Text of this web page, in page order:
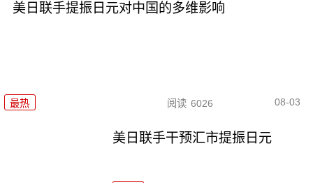
美日联手提振日元对中国的多维影响
最热 阅读 6026 08-03
美日联手干预汇市提振日元